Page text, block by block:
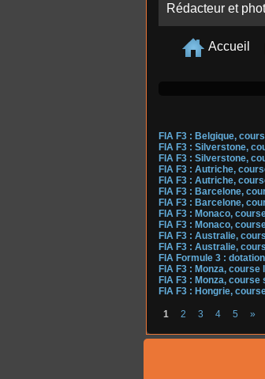
Rédacteur et
Accueil
FIA F3 : Belgique,
FIA F3 : Silverstone,
FIA F3 : Silverstone,
FIA F3 : Autriche,
FIA F3 : Autriche,
FIA F3 : Barcelone,
FIA F3 : Barcelone,
FIA F3 : Monaco,
FIA F3 : Monaco,
FIA F3 : Australie,
FIA F3 : Australie,
FIA Formule 3 :
FIA F3 : Monza,
FIA F3 : Monza,
FIA F3 : Hongrie,
1 2 3 4 5 »